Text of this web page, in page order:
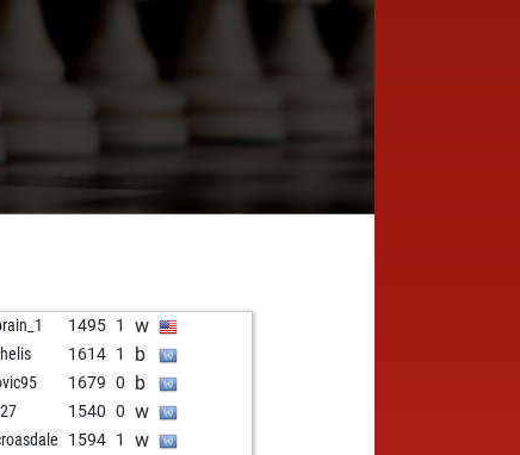
1495 1 w
1614 1 b
1679 0 b
1540 0 w
1594 1 w